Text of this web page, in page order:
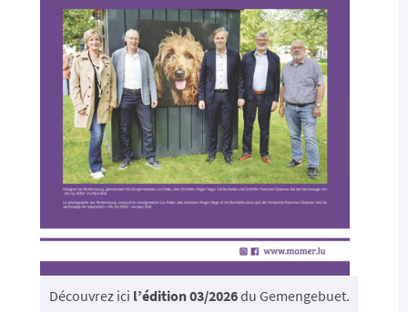
Découvrez ici l’édition 03/2026du Gemengebuet.